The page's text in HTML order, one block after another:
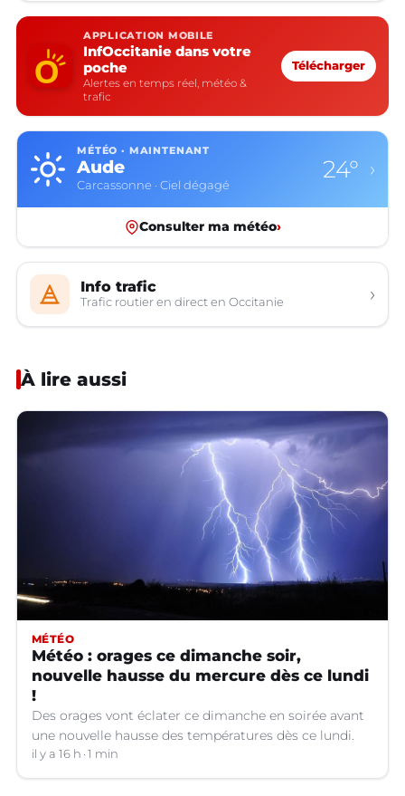
APPLICATION MOBILE
InfOccitanie dans votre
poche
Alertes en temps réel, météo &
trafic
Télécharger
MÉTÉO · MAINTENANT
Aude
Carcassonne · Ciel dégagé
24° ›
Consulter ma météo›
Info trafic
Trafic routier en direct en Occitanie ›
À lire aussi
MÉTÉO
Météo : orages ce dimanche soir,
nouvelle hausse du mercure dès ce lundi
!
Des orages vont éclater ce dimanche en soirée avant
une nouvelle hausse des températures dès ce lundi.
il y a 16 h 1 min